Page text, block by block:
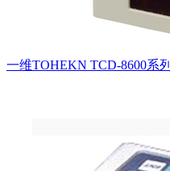
一维TOHEKN TCD-8600系列